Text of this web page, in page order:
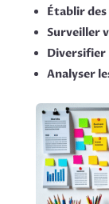
Établir
Surveiller
Diversifier
Analyser